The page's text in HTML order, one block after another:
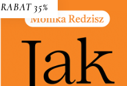
RABAT 35%
JAK ŻYĆ Z „TOKSYCZNĄ”
MATKĄ